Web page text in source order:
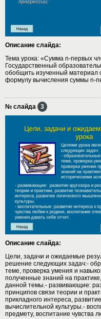
Описание слайда:
Тема урока: «Сумма n-первых
Государственный
обобщить изученный материал
формулу вычисления суммы n-
№ слайда 3
Описание слайда:
Цели, задачи и ожидаемые
решение следующих задач:-
теме, проверка умения и
полученные знаний на
данной темы.- развивающие:
принципов связи теории и
прикладного интереса,
вычислительной культуры.-
предмету, воспитание чувства